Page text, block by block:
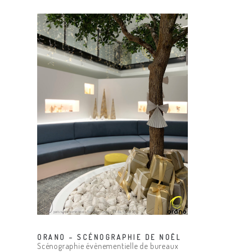
ORANO – SCÉNOGRAPHIE DE NOËL
Scénographie évènementielle de bureaux